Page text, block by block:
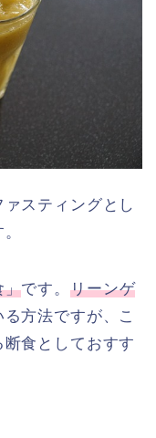
スティングとし
」です。 リーンゲ
方法ですが、こ
食としておすす